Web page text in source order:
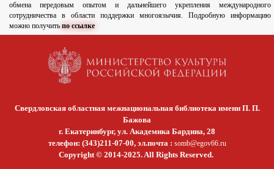
обмена передовым опытом и дальнейшего укрепления международного
сотрудничества в области поддержки многоязычия. Подробную информацию
можно получить по ссылке
Свердловская областная межнациональная библиотека имени П. П.
Бажова
г. Екатеринбург, ул. Академика Бардина, 28
телефон: (343)211-07-00, эл.почта : somb@egov66.ru
Copyright © 2014-2025. All Rights Reserved.